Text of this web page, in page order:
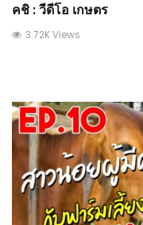
คชิ : วีดีโอ เกษตร
3.72K Views